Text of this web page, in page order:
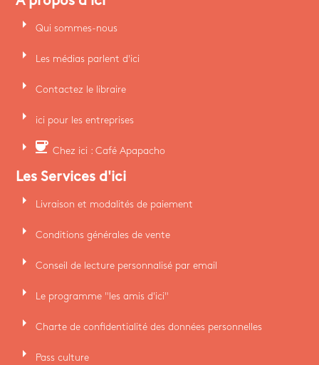
arrow_right Qui sommes-nous
arrow_right Les médias parlent d'ici
arrow_right Contactez le libraire
arrow_right ici pour les entreprises
arrow_right coffee Chez ici : Café Apapacho
Les Services d'ici
arrow_right Livraison et modalités de paiement
arrow_right Conditions générales de vente
arrow_right Conseil de lecture personnalisé par email
arrow_right Le programme "les amis d'ici"
arrow_right Charte de confidentialité des données personnelles
arrow_right Pass culture